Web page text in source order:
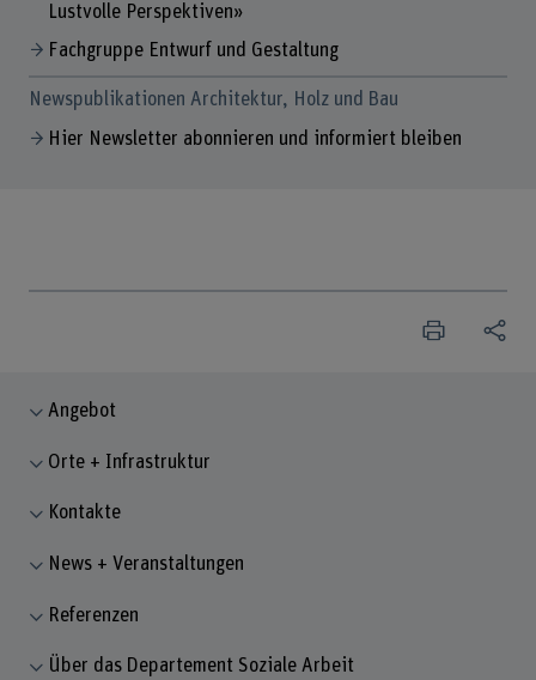
Lustvolle Perspektiven»
Fachgruppe Entwurf und Gestaltung
Newspublikationen Architektur, Holz und Bau
Hier Newsletter abonnieren und informiert bleiben
Angebot
Orte + Infrastruktur
Kontakte
News + Veranstaltungen
Referenzen
Über das Departement Soziale Arbeit